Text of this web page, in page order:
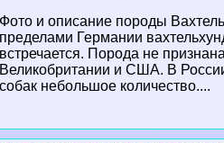
Фото и описание породы
пределами Германии
встречается. Порода не
Великобритании и США. В
собак небольшое количество....